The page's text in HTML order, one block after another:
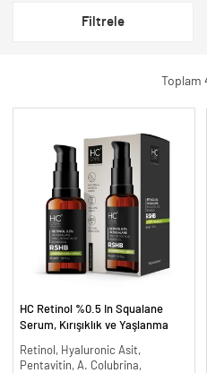
Filtrele
Toplam
HC Retinol %0.5 In Squalane
Serum, Kırışıklık ve Yaşlanma
Retinol, Hyaluronic Asit,
Pentavitin, A. Colubrina,